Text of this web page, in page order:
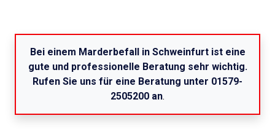
Bei einem Marderbefall in Schweinfurt ist eine
gute und professionelle Beratung sehr wichtig.
Rufen Sie uns für eine Beratung unter 01579-
2505200 an.